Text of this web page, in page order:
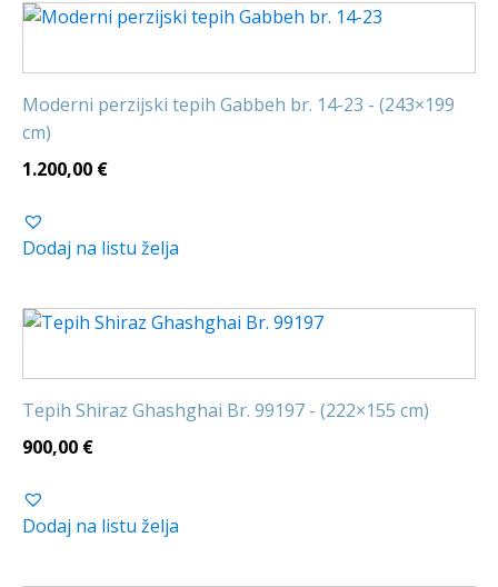
Moderni perzijski tepih Gabbeh br. 14-23 - (243×199
cm)
1.200,00 €
Dodaj na listu želja
Tepih Shiraz Ghashghai Br. 99197 - (222×155 cm)
900,00 €
Dodaj na listu želja